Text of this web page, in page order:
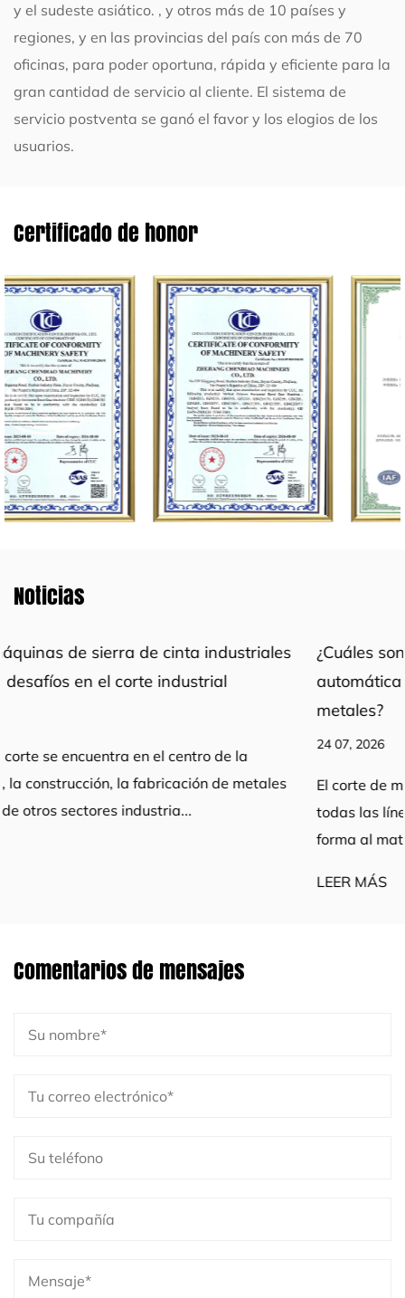
y el sudeste asiático. , y otros más de 10 países y
regiones, y en las provincias del país con más de 70
oficinas, para poder oportuna, rápida y eficiente para la
gran cantidad de servicio al cliente. El sistema de
servicio postventa se ganó el favor y los elogios de los
usuarios.
Certificado de honor
Noticias
¿Cuáles son los beneficios de utilizar una
automática de sierra de cinta para corte de
El corte de metales es un paso fundamental en casi
todas las líneas de fabricación. Ya sea que esté
forma al material en bruto o preparando p...
Comentarios de mensajes